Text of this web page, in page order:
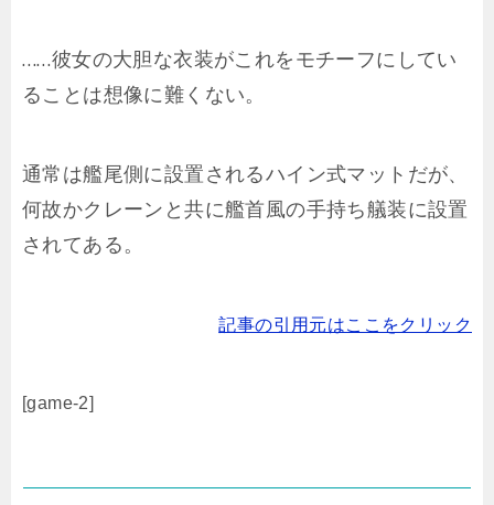
……彼女の大胆な衣装がこれをモチーフにしてい
ることは想像に難くない。
通常は艦尾側に設置されるハイン式マットだが、
何故かクレーンと共に艦首風の手持ち艤装に設置
されてある。
記事の引用元はここをクリック
[game-2]